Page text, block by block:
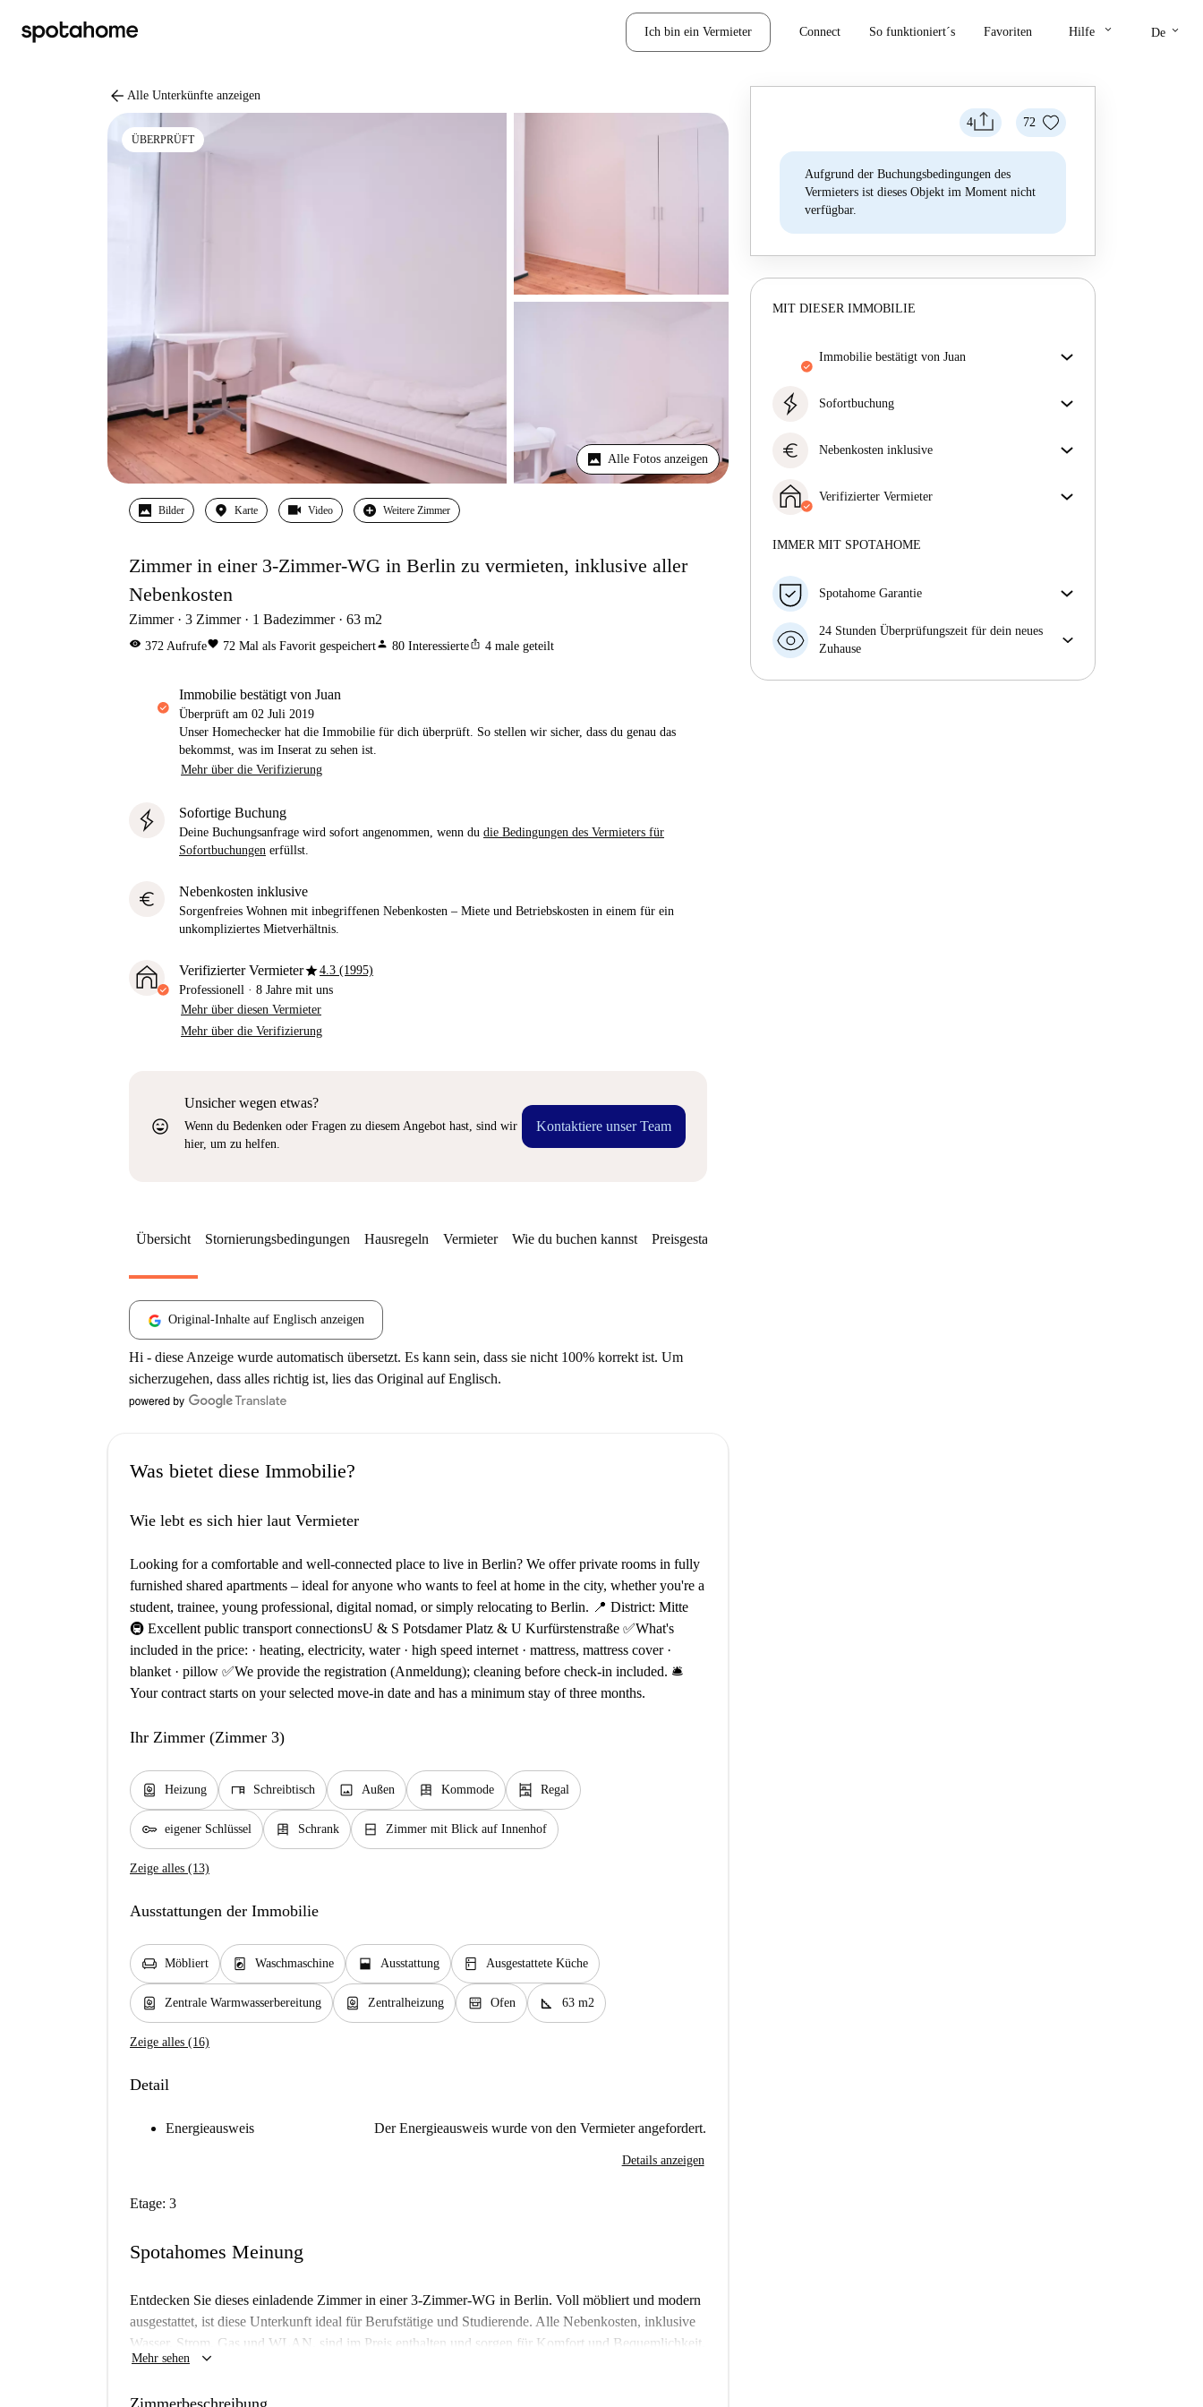
Ich bin ein Vermieter Connect So funktioniert´s Favoriten Hilfe keyboard_arrow_down De keyboard_arrow_down
arrow_back Alle Unterkünfte anzeigen
ÜBERPRÜFT
Alle Fotos anzeigen
Bilder Karte Video Weitere Zimmer
Zimmer in einer 3-Zimmer-WG in Berlin zu vermieten, inklusive aller
Nebenkosten
Zimmer 3 Zimmer 1 Badezimmer 63 m2
visibility 372 Aufrufefavorite 72 Mal als Favorit gespeichertperson 80 Interessierteios_share 4 male geteilt
Immobilie bestätigt von Juan
Überprüft am 02 Juli 2019
Unser Homechecker hat die Immobilie für dich überprüft. So stellen wir sicher, dass du genau das
bekommst, was im Inserat zu sehen ist.
Mehr über die Verifizierung
Sofortige Buchung
Deine Buchungsanfrage wird sofort angenommen, wenn du die Bedingungen des Vermieters für
Sofortbuchungen erfüllst.
euro Nebenkosten inklusive
Sorgenfreies Wohnen mit inbegriffenen Nebenkosten – Miete und Betriebskosten in einem für ein
unkompliziertes Mietverhältnis.
Verifizierter Vermieterstar4.3 (1995)
Professionell · 8 Jahre mit uns
Mehr über diesen Vermieter
Mehr über die Verifizierung
sentiment_very_satisfied
Unsicher wegen etwas?
Wenn du Bedenken oder Fragen zu diesem Angebot hast, sind wir
hier, um zu helfen.
Kontaktiere unser Team
4 72
Aufgrund der Buchungsbedingungen des
Vermieters ist dieses Objekt im Moment nicht
verfügbar.
MIT DIESER IMMOBILIE
Immobilie bestätigt von Juan
überprüft. So stellen wir sicher, dass du genau das
Mehr über die Verifizierung
Sofortbuchung
sofort akzeptiert, sofern du die
euro Nebenkosten inklusive
– Miete und Betriebskosten in einem für ein
unkompliziertes Mietverhältnis.
Verifizierter Vermieter
Mehr über diesen Vermieter
IMMER MIT SPOTAHOME
Spotahome Garantie
Falls der Vermieter deine Buchung kurzfristig
storniert, werden wir dir entweder A) ein Hotel
finden oder B) den gezahlten Betrag vollständig
24 Stunden Überprüfungszeit für dein neues
Zuhause
Übersicht Stornierungsbedingungen Hausregeln Vermieter Wie du buchen kannst Preisgestaltung
Original-Inhalte auf Englisch anzeigen
Hi - diese Anzeige wurde automatisch übersetzt. Es kann sein, dass sie nicht 100% korrekt ist. Um
sicherzugehen, dass alles richtig ist, lies das Original auf Englisch.
Was bietet diese Immobilie?
Wie lebt es sich hier laut Vermieter
Looking for a comfortable and well-connected place to live in Berlin? We offer private rooms in fully
furnished shared apartments – ideal for anyone who wants to feel at home in the city, whether you're a
student, trainee, young professional, digital nomad, or simply relocating to Berlin. 📍 District: Mitte
🚇 Excellent public transport connectionsU & S Potsdamer Platz & U Kurfürstenstraße ✅What's
included in the price: · heating, electricity, water · high speed internet · mattress, mattress cover ·
blanket · pillow ✅We provide the registration (Anmeldung); cleaning before check-in included. 🛎️
Your contract starts on your selected move-in date and has a minimum stay of three months.
Ihr Zimmer (Zimmer 3)
water_heater Heizung desk Schreibtisch image Außen dresser Kommode shelves Regal
key eigener Schlüssel dresser Schrank window_closed Zimmer mit Blick auf Innenhof
Zeige alles (13)
Ausstattungen der Immobilie
chair Möbliert local_laundry_service Waschmaschine window_open Ausstattung kitchen Ausgestattete Küche
water_heater Zentrale Warmwasserbereitung water_heater Zentralheizung oven_gen Ofen square_foot 63 m2
Zeige alles (16)
Detail
Energieausweis Der Energieausweis wurde von den Vermieter angefordert.
Details anzeigen
Etage: 3
Spotahomes Meinung
Entdecken Sie dieses einladende Zimmer in einer 3-Zimmer-WG in Berlin. Voll möbliert und modern
ausgestattet, ist diese Unterkunft ideal für Berufstätige und Studierende. Alle Nebenkosten, inklusive
Wasser, Strom, Gas und WLAN, sind im Preis enthalten und sorgen für Komfort und Bequemlichkeit.
Übernachtungsgäste sind willkommen und bieten Ihnen so Flexibilität während Ihres Aufenthalts.
Mehr sehen keyboard_arrow_down
Zimmerbeschreibung